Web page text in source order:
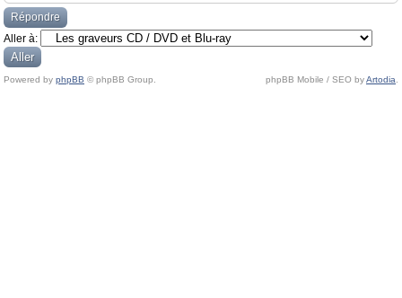
Répondre
Aller à:
Powered by phpBB © phpBB Group. phpBB Mobile / SEO byArtodia